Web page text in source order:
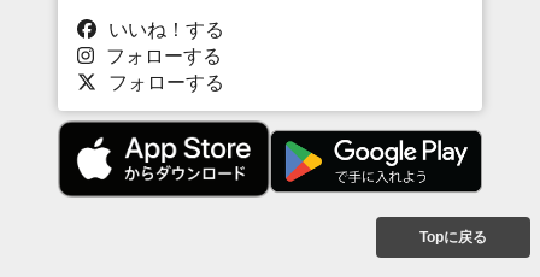
いいね！する
フォローする
フォローする
Topに戻る